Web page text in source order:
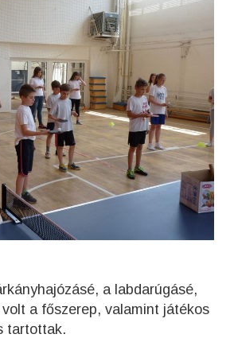
a labdarúgásé,
a főszerep, valamint játékos
tartottak.